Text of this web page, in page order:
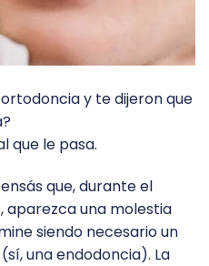
y te dijeron que
que le pasa.
que, durante el
aparezca una molestia
siendo necesario un
una endodoncia). La